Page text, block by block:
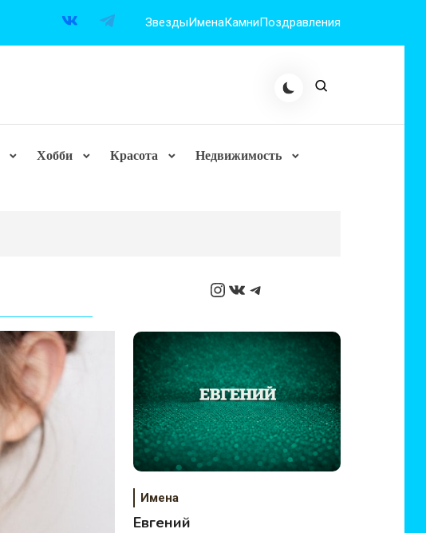
ЗвездыИменаКамниПоздравления
Хобби Красота Недвижимость
Instagram
ВКонтакте
Telegram
Имена
Евгений